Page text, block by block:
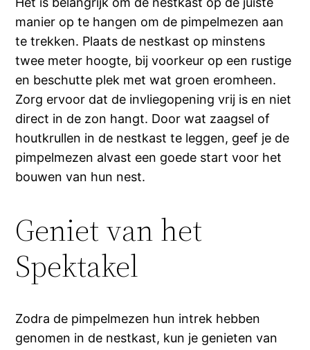
manier op te hangen om de pimpelmezen aan
te trekken. Plaats de nestkast op minstens
twee meter hoogte, bij voorkeur op een rustige
en beschutte plek met wat groen eromheen.
Zorg ervoor dat de invliegopening vrij is en niet
direct in de zon hangt. Door wat zaagsel of
houtkrullen in de nestkast te leggen, geef je de
pimpelmezen alvast een goede start voor het
bouwen van hun nest.
Geniet van het
Spektakel
Zodra de pimpelmezen hun intrek hebben
genomen in de nestkast, kun je genieten van